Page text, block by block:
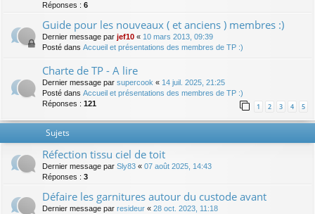
Réponses : 6
Guide pour les nouveaux ( et anciens ) membres :)
Dernier message par jef10 « 10 mars 2013, 09:39
Posté dans Accueil et présentations des membres de TP :)
Charte de TP - A lire
Dernier message par supercook « 14 juil. 2025, 21:25
Posté dans Accueil et présentations des membres de TP :)
Réponses : 121 1 2 3 4 5
Sujets
Réfection tissu ciel de toit
Dernier message par Sly83 « 07 août 2025, 14:43
Réponses : 3
Défaire les garnitures autour du custode avant
Dernier message par resideur « 28 oct. 2023, 11:18